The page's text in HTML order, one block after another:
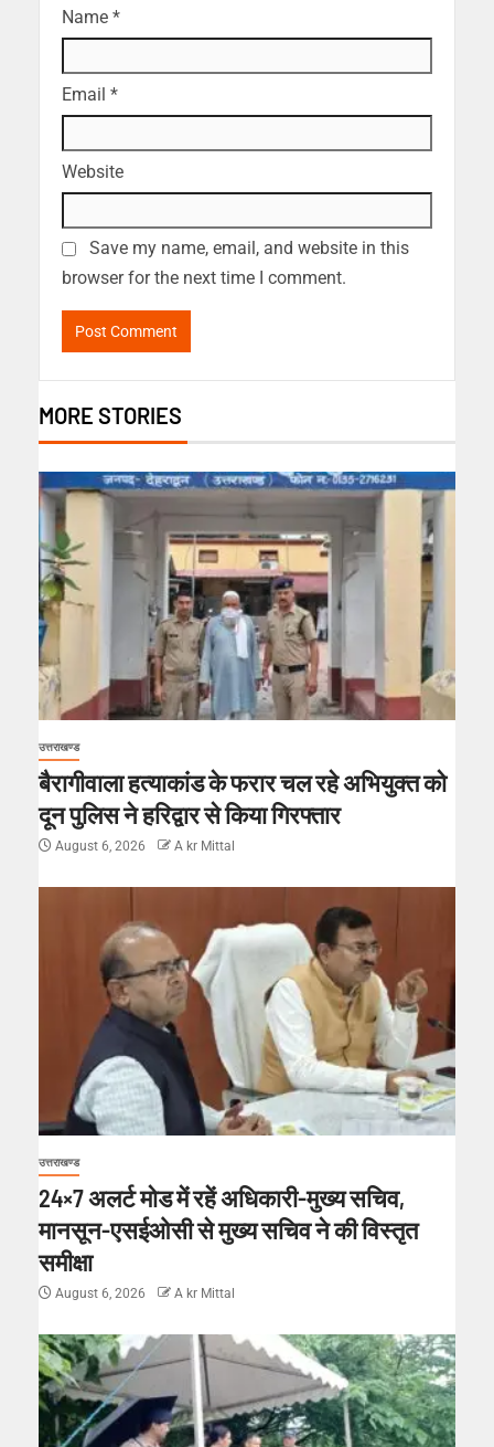
Name *
Email *
Website
Save my name, email, and website in this
browser for the next time I comment.
MORE STORIES
उत्तराखण्ड
बैरागीवाला हत्याकांड के फरार चल रहे अभियुक्त को
दून पुलिस ने हरिद्वार से किया गिरफ्तार
August 6, 2026 A kr Mittal
उत्तराखण्ड
24×7 अलर्ट मोड में रहें अधिकारी-मुख्य सचिव,
मानसून-एसईओसी से मुख्य सचिव ने की विस्तृत
समीक्षा
August 6, 2026 A kr Mittal